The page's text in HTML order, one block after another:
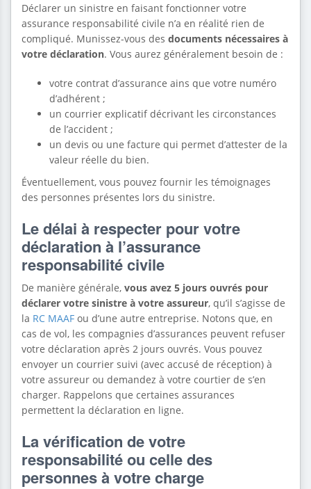
Déclarer un sinistre en faisant fonctionner votre
assurance responsabilité civile n’a en réalité rien de
compliqué. Munissez-vous des documents nécessaires à
votre déclaration. Vous aurez généralement besoin de :
votre contrat d’assurance ains que votre numéro
d’adhérent ;
un courrier explicatif décrivant les circonstances
de l’accident ;
un devis ou une facture qui permet d’attester de la
valeur réelle du bien.
Éventuellement, vous pouvez fournir les témoignages
des personnes présentes lors du sinistre.
Le délai à respecter pour votre
déclaration à l’assurance
responsabilité civile
De manière générale, vous avez 5 jours ouvrés pour
déclarer votre sinistre à votre assureur, qu’il s’agisse de
la RC MAAF ou d’une autre entreprise. Notons que, en
cas de vol, les compagnies d’assurances peuvent refuser
votre déclaration après 2 jours ouvrés. Vous pouvez
envoyer un courrier suivi (avec accusé de réception) à
votre assureur ou demandez à votre courtier de s’en
charger. Rappelons que certaines assurances
permettent la déclaration en ligne.
La vérification de votre
responsabilité ou celle des
personnes à votre charge